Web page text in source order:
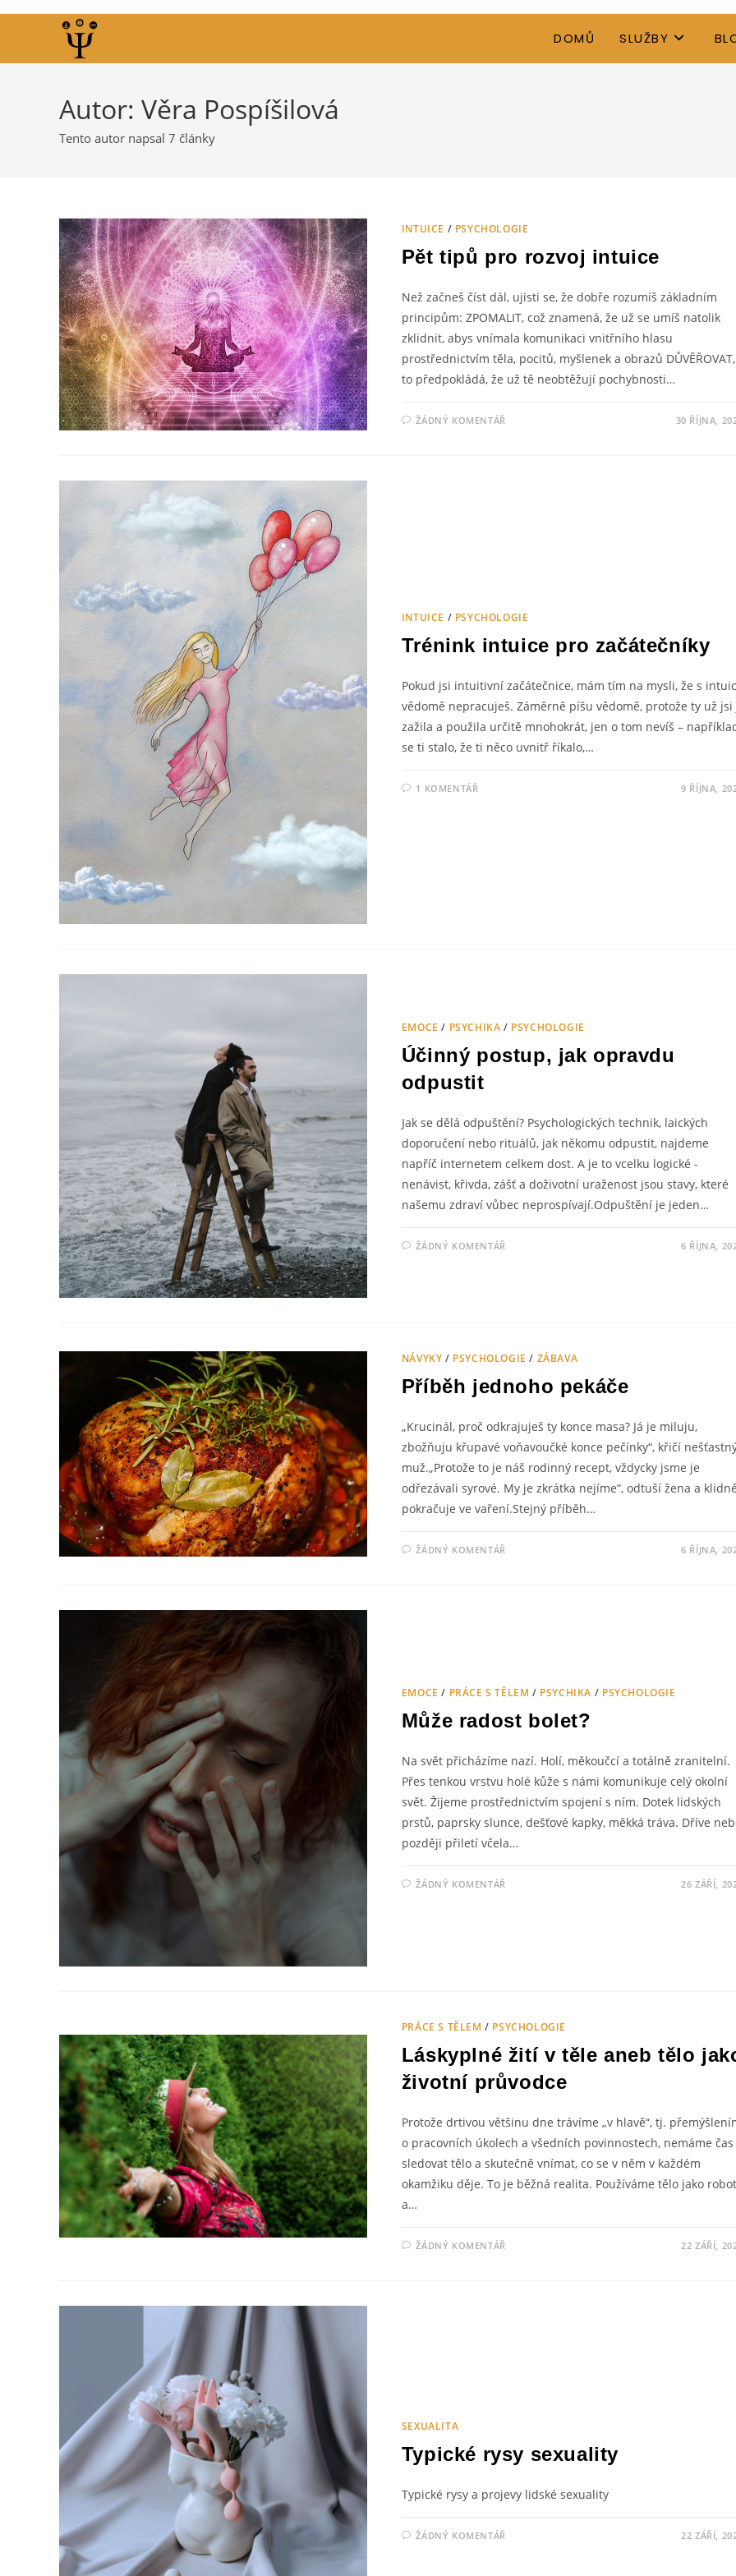
DOMŮ SLUŽBY
Autor: Věra Pospíšilová
Tento autor napsal 7 články
INTUICE / PSYCHOLOGIE
Pět tipů pro rozvoj intuice
Než začneš číst dál, ujisti se, že dobře rozumíš základním
principům: ZPOMALIT, což znamená, že už se umíš natolik
zklidnit, abys vnímala komunikaci vnitřního hlasu
prostřednictvím těla, pocitů, myšlenek a obrazů DŮVĚŘOVAT,
to předpokládá, že už tě neobtěžují pochybnosti…
ŽÁDNÝ KOMENTÁŘ 30 ŘÍJNA,
INTUICE / PSYCHOLOGIE
Trénink intuice pro začátečníky
Pokud jsi intuitivní začátečnice, mám tím na mysli, že s
vědomě nepracuješ. Záměrně píšu vědomě, protože ty už
zažila a použila určitě mnohokrát, jen o tom nevíš –
se ti stalo, že ti něco uvnitř říkalo,…
1 KOMENTÁŘ 9 ŘÍJNA,
EMOCE / PSYCHIKA / PSYCHOLOGIE
Účinný postup, jak opravdu
odpustit
Jak se dělá odpuštění? Psychologických technik, laických
doporučení nebo rituálů, jak někomu odpustit, najdeme
napříč internetem celkem dost. A je to vcelku logické -
nenávist, křivda, zášť a doživotní uraženost jsou stavy, které
našemu zdraví vůbec neprospívají.Odpuštění je jeden…
ŽÁDNÝ KOMENTÁŘ 6 ŘÍJNA,
NÁVYKY / PSYCHOLOGIE / ZÁBAVA
Příběh jednoho pekáče
„Krucinál, proč odkrajuješ ty konce masa? Já je miluju,
zbožňuju křupavé voňavoučké konce pečínky“, křičí
muž.„Protože to je náš rodinný recept, vždycky jsme je
odřezávali syrové. My je zkrátka nejíme“, odtuší žena a
pokračuje ve vaření.Stejný příběh…
ŽÁDNÝ KOMENTÁŘ 6 ŘÍJNA,
EMOCE / PRÁCE S TĚLEM / PSYCHIKA / PSYCHOLOGIE
Může radost bolet?
Na svět přicházíme nazí. Holí, měkoučcí a totálně zranitelní.
Přes tenkou vrstvu holé kůže s námi komunikuje celý okolní
svět. Žijeme prostřednictvím spojení s ním. Dotek lidských
prstů, paprsky slunce, dešťové kapky, měkká tráva. Dříve
později přiletí včela…
ŽÁDNÝ KOMENTÁŘ 26 ZÁŘÍ,
PRÁCE S TĚLEM / PSYCHOLOGIE
Láskyplné žití v těle aneb tělo
životní průvodce
Protože drtivou většinu dne trávíme „v hlavě“, tj.
o pracovních úkolech a všedních povinnostech, nemáme čas
sledovat tělo a skutečně vnímat, co se v něm v každém
okamžiku děje. To je běžná realita. Používáme tělo jako
a…
ŽÁDNÝ KOMENTÁŘ 22 ZÁŘÍ,
SEXUALITA
Typické rysy sexuality
Typické rysy a projevy lidské sexuality
ŽÁDNÝ KOMENTÁŘ 22 ZÁŘÍ,